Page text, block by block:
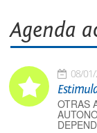
Agenda
08/
OTRAS